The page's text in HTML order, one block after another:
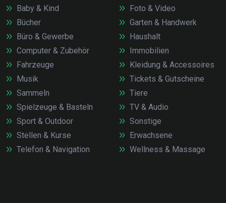
Baby & Kind
Bücher
Büro & Gewerbe
Computer & Zubehör
Fahrzeuge
Foto & Video
Garten & Handwerk
Haushalt
Immobilien
Kleidung & Accessoires
Musik
Sammeln
Spielzeuge & Basteln
Sport & Outdoor
Stellen & Kurse
Telefon & Navigation
Tickets & Gutscheine
Tiere
TV & Audio
Sonstige
Erwachsene
Wellness & Massage